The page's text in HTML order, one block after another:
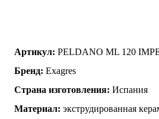
Артикул: PELDANO ML 120
Бренд: Exagres
Страна изготовления: Испания
Материал: экструдированная